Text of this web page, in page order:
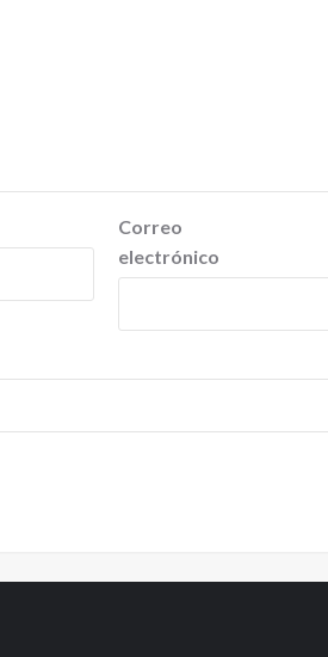
Correo
electrónico